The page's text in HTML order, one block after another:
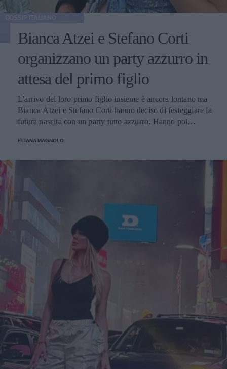
Bianca Atzei e Stefano Corti
organizzano un party azzurro in
attesa del primo figlio
L'arrivo del loro primo figlio insieme è ancora lontano ma
Bianca Atzei e Stefano Corti hanno deciso di festeggiare la
futura nascita con un party tutto azzurro. Hanno poi
famiglia.
ELIANA MAGNOLO